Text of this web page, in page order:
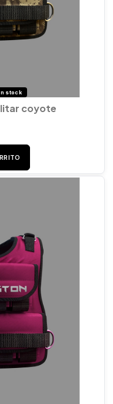
stock
coyote